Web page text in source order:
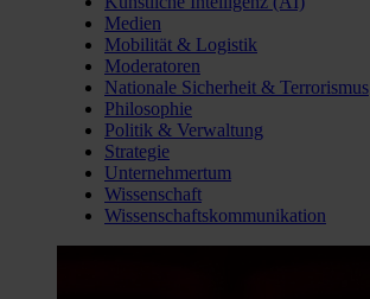
Medien
Mobilität & Logistik
Moderatoren
Nationale Sicherheit & Terrorismus
Philosophie
Politik & Verwaltung
Strategie
Unternehmertum
Wissenschaft
Wissenschaftskommunikation